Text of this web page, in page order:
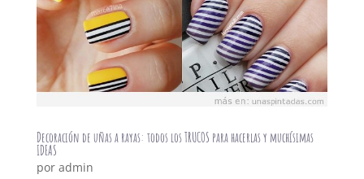
Decoración de uñas a rayas: todos los TRUCOS para hacerlas y muchísimas
IDEAS
por admin